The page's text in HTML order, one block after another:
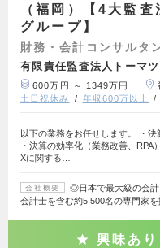
（福岡）【4大監
グループ】
財務・会計コンサルタ
有限責任監査法人トーマツ
600万円 ～ 1349万円
土日祝休み
年収600万以上
以下の業務をお任せします。 ・
・決算の効率化（業務改善、RPA
Xに関する…
会社概要
◎日本で最大級の会
会計士を含む約5,500名の専門家
興味あり